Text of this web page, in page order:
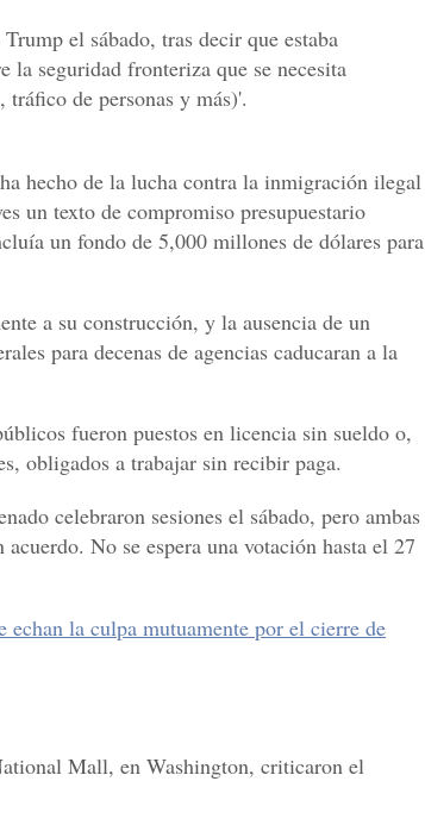
el sábado, tras decir que estaba
la seguridad fronteriza que se necesita
tráfico de personas y más)'.
hecho de la lucha contra la inmigración ilegal
un texto de compromiso presupuestario
un fondo de 5,000 millones de dólares para
a su construcción, y la ausencia de un
para decenas de agencias caducaran a la
fueron puestos en licencia sin sueldo o,
obligados a trabajar sin recibir paga.
celebraron sesiones el sábado, pero ambas
No se espera una votación hasta el 27
echan la culpa mutuamente por el cierre de
Mall, en Washington, criticaron el